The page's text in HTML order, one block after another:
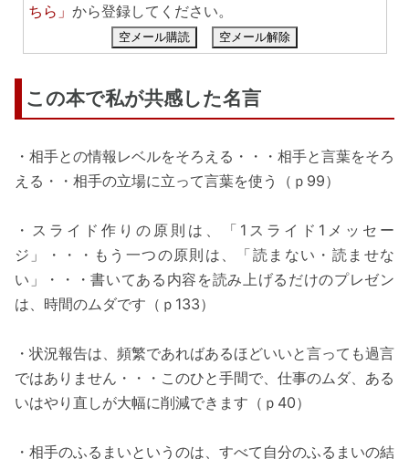
ちら」 から登録してください。
空メール購読 空メール解除
この本で私が共感した名言
・相手との情報レベルをそろえる・・・相手と言葉をそろ
える・・相手の立場に立って言葉を使う（ｐ99）
・スライド作りの原則は、「1スライド1メッセー
ジ」・・・もう一つの原則は、「読まない・読ませな
い」・・・書いてある内容を読み上げるだけのプレゼン
は、時間のムダです（ｐ133）
・状況報告は、頻繁であればあるほどいいと言っても過言
ではありません・・・このひと手間で、仕事のムダ、ある
いはやり直しが大幅に削減できます（ｐ40）
・相手のふるまいというのは、すべて自分のふるまいの結